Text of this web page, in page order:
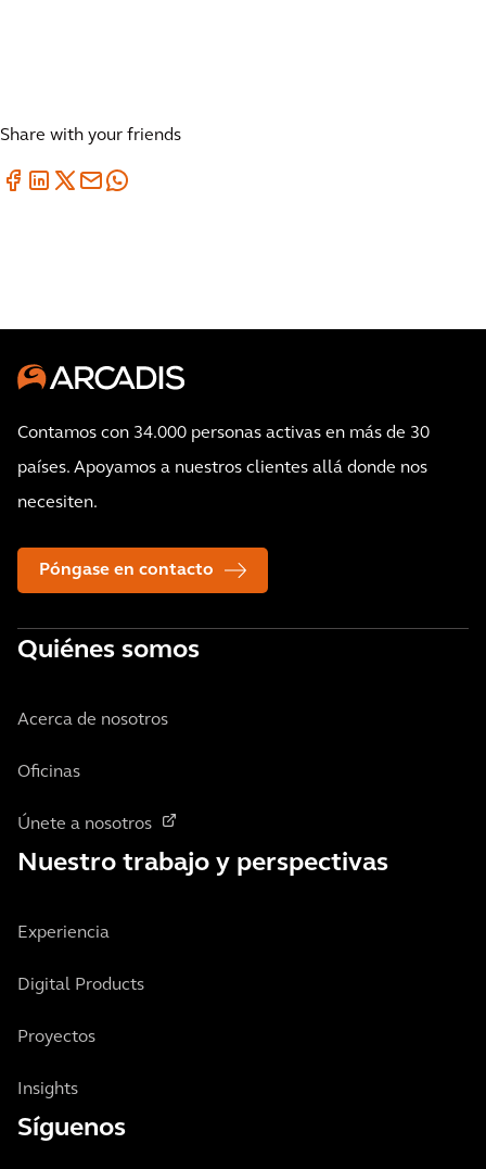
Share with your friends
Contamos con 34.000 personas activas en más de 30
países. Apoyamos a nuestros clientes allá donde nos
necesiten.
Póngase en contacto
Quiénes somos
Acerca de nosotros
Oficinas
Únete a nosotros
Nuestro trabajo y perspectivas
Experiencia
Digital Products
Proyectos
Insights
Síguenos